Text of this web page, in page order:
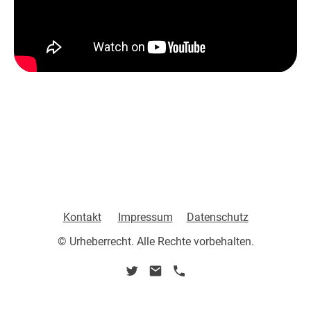
Kontakt Impressum
Datenschutz
© Urheberrecht. Alle Rechte vorbehalten.